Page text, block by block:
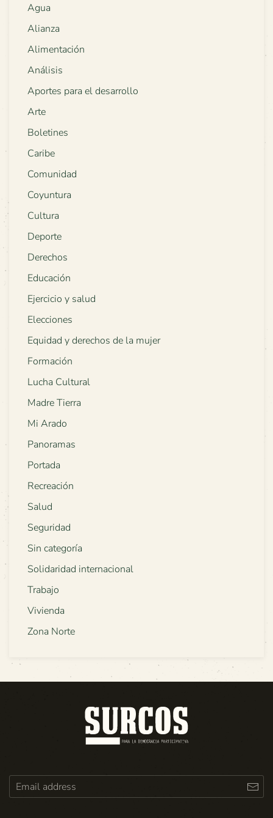
Agua
Alianza
Alimentación
Análisis
Aportes para el desarrollo
Arte
Boletines
Caribe
Comunidad
Coyuntura
Cultura
Deporte
Derechos
Educación
Ejercicio y salud
Elecciones
Equidad y derechos de la mujer
Formación
Lucha Cultural
Madre Tierra
Mi Arado
Panoramas
Portada
Recreación
Salud
Seguridad
Sin categoría
Solidaridad internacional
Trabajo
Vivienda
Zona Norte